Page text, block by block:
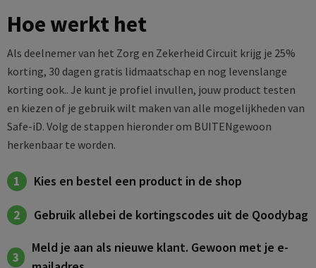
Hoe werkt het
Als deelnemer van het Zorg en Zekerheid Circuit krijg je 25%
korting, 30 dagen gratis lidmaatschap en nog levenslange
korting ook.. Je kunt je profiel invullen, jouw product testen
en kiezen of je gebruik wilt maken van alle mogelijkheden van
Safe-iD. Volg de stappen hieronder om BUITENgewoon
herkenbaar te worden.
1 Kies en bestel een product in de shop
2 Gebruik allebei de kortingscodes uit de Qoodybag
3
Meld je aan als nieuwe klant. Gewoon met je e-